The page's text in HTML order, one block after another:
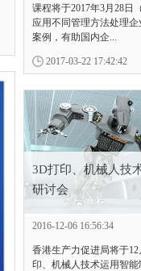
课程将于2017年3月28日
应用不同管理方法处理
案例，有助国内企...
2017-03-22 17:42:42
3D打印、机械人技
研讨会
2016-12-06 16:56:34
香港生产力促进局将于
印、机械人技术运用智